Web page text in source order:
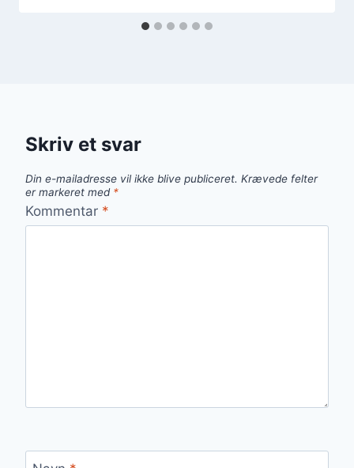
Skriv et svar
Din e-mailadresse vil ikke blive publiceret. Krævede felter
er markeret med *
Kommentar *